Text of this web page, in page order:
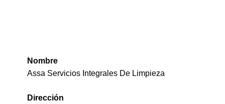
Nombre
Assa Servicios Integrales De Limpieza
Dirección